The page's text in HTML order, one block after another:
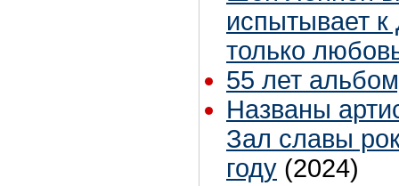
испытывает
только
55 лет
Названы
Зал славы
году (2024)